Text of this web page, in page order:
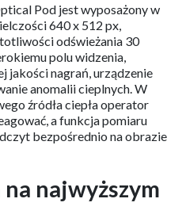
Pod jest wyposażony w
640 x 512 px,
odświeżania 30
polu widzenia,
jakości nagrań, urządzenie
anomalii cieplnych. W
źródła ciepła operator
a funkcja pomiaru
bezpośrednio na obrazie
najwyższym